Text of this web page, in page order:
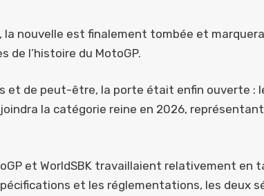
la nouvelle est finalement tombée et
de l’histoire du MotoGP.
et de peut-être, la porte était enfin ouverte :
la catégorie reine en 2026,
et WorldSBK travaillaient relativement en
et les réglementations, les deux